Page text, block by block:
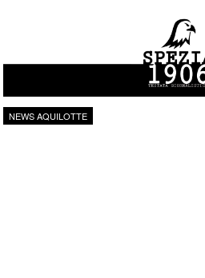
Vai al contenuto
NEWS AQUILOTTE